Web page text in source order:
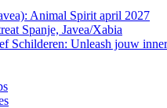
Animal Spirit april 2027
Spanje, Javea/Xabia
Schilderen: Unleash jouw